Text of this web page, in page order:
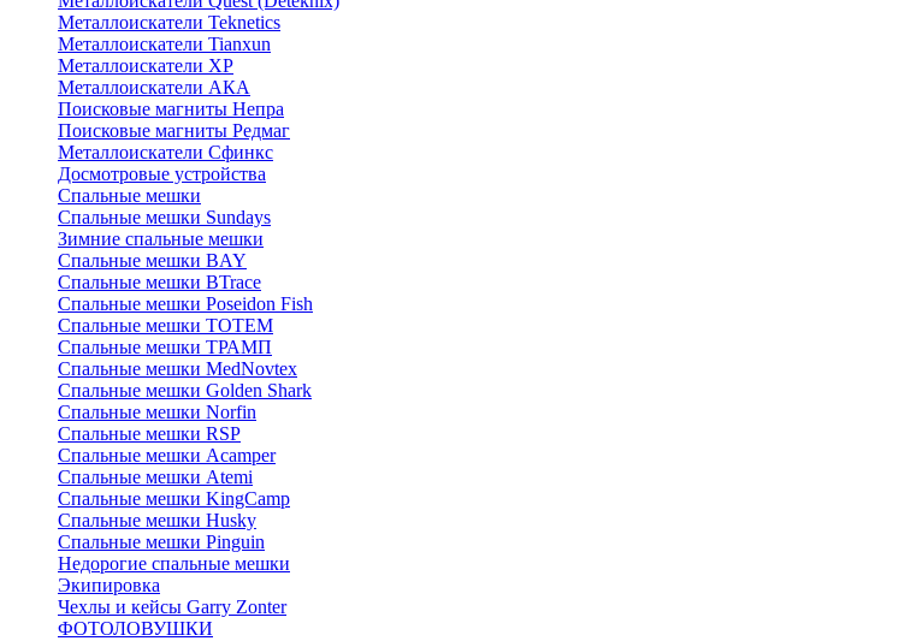
Металлоискатели Teknetics
Металлоискатели Tianxun
Металлоискатели XP
Металлоискатели АКА
Поисковые магниты Непра
Поисковые магниты Редмаг
Металлоискатели Сфинкс
Досмотровые устройства
Спальные мешки
Спальные мешки Sundays
Зимние спальные мешки
Спальные мешки BAY
Спальные мешки BTrace
Спальные мешки Poseidon Fish
Спальные мешки ТОТЕМ
Спальные мешки ТРАМП
Cпальные мешки MedNovtex
Спальные мешки Golden Shark
Спальные мешки Norfin
Спальные мешки RSP
Спальные мешки Acamper
Спальные мешки Atemi
Спальные мешки KingCamp
Спальные мешки Husky
Спальные мешки Pinguin
Недорогие спальные мешки
Экипировка
Чехлы и кейсы Garry Zonter
ФОТОЛОВУШКИ